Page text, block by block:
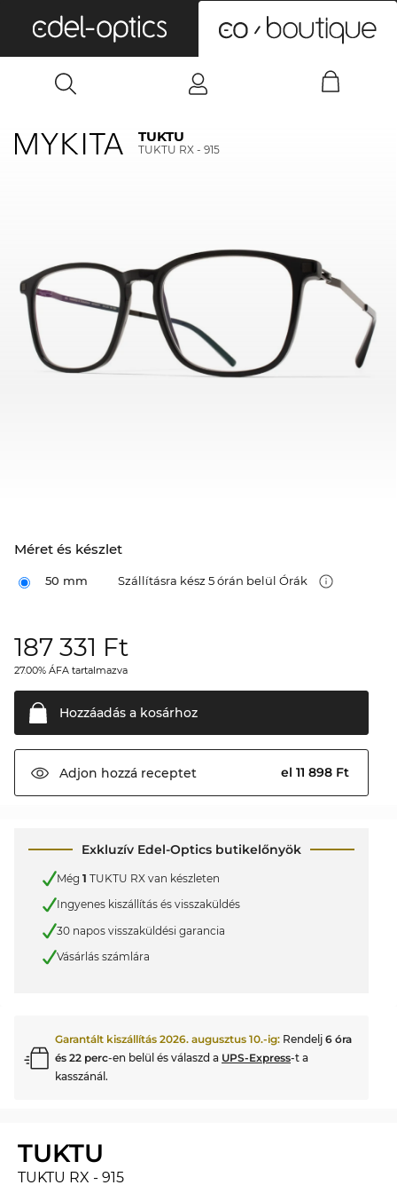
TUKTU
TUKTU RX - 915
Méret és készlet
50 mm Szállításra kész 5 órán belül Órák
187 331 Ft
27.00% ÁFA tartalmazva
Hozzáadás a kosárhoz
Adjon hozzá receptet el 11 898 Ft
Exkluzív Edel-Optics butikelőnyök
Még 1 TUKTU RX van készleten
Ingyenes kiszállítás és visszaküldés
30 napos visszaküldési garancia
Vásárlás számlára
Garantált kiszállítás 2026. augusztus 10.-ig: Rendelj 6 óra
és 22 perc-en belül és válaszd a UPS-Express-t a
kasszánál.
TUKTU
TUKTU RX - 915